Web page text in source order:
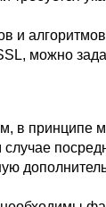
и
, можно
принципе